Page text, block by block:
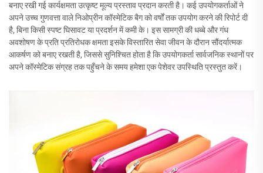
बनाए रखी गई कार्यक्षमता उत्कृष्ट मूल्य प्रस्ताव प्रदान करती है। कई उपयोगकर्ताओं ने
अपने उच्च गुणवत्ता वाले निओप्रीन कॉस्मेटिक बैग को वर्षों तक उपयोग करने की रिपोर्ट दी
है, बिना किसी स्पष्ट घिसावट या प्रदर्शन में कमी के। इस सामग्री की धब्बे और गंध
अवशोषण के प्रति प्रतिरोधक क्षमता इसके विस्तारित सेवा जीवन के दौरान सौंदर्यात्मक
आकर्षण को बनाए रखती है, जिससे सुनिश्चित होता है कि उपयोगकर्ता सार्वजनिक स्थानों पर
अपने कॉस्मेटिक संग्रह तक पहुँचने के समय हमेशा एक पेशेवर उपस्थिति प्रस्तुत करें।